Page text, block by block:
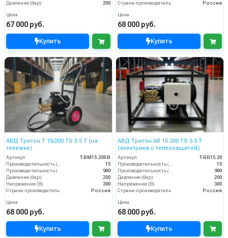
Давление (бар)
200
Цена
67 000 руб.
Купить
Страна-производитель
Россия
Цена
68 000 руб.
Купить
АВД Тритон Т 15/200 TS 5.5 T (на
тележке)
Артикул
T-BM15.20RB
15
900
Давление (бар)
200
Напряжение (В)
380
Страна-производитель
Россия
Цена
68 000 руб.
Купить
АВД Тритон AR 15.200 TS 5.5 Т
(электрика с теплозащитой)
Артикул
T-RR15.20
15
900
Давление (бар)
200
Напряжение (В)
380
Страна-производитель
Россия
Цена
68 000 руб.
Купить